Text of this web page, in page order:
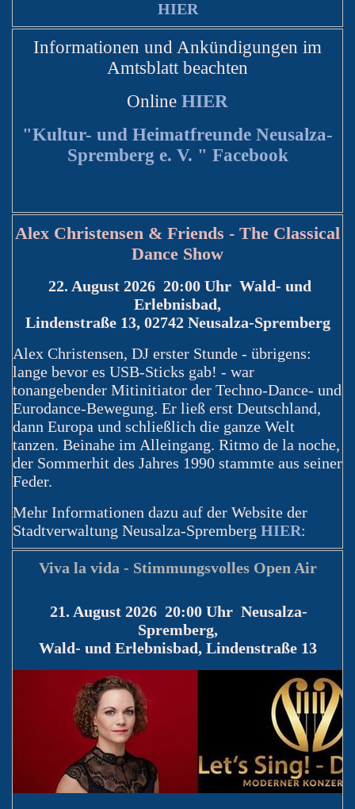
HIER
Informationen und Ankündigungen im
Amtsblatt beachten
Online HIER
"Kultur- und Heimatfreunde Neusalza-
Spremberg e. V. " Facebook
Alex Christensen & Friends - The Classical
Dance Show
22. August 2026 20:00 Uhr Wald- und
Erlebnisbad,
Lindenstraße 13, 02742 Neusalza-Spremberg
Alex Christensen, DJ erster Stunde - übrigens:
lange bevor es USB-Sticks gab! - war
tonangebender Mitinitiator der Techno-Dance- und
Eurodance-Bewegung. Er ließ erst Deutschland,
dann Europa und schließlich die ganze Welt
tanzen. Beinahe im Alleingang. Ritmo de la noche,
der Sommerhit des Jahres 1990 stammte aus seiner
Feder.
Mehr Informationen dazu auf der Website der
Stadtverwaltung Neusalza-Spremberg HIER:
Viva la vida - Stimmungsvolles Open Air
21. August 2026 20:00 Uhr Neusalza-
Spremberg,
Wald- und Erlebnisbad, Lindenstraße 13